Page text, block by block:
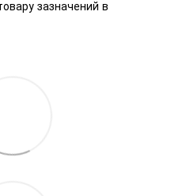
зазначений в